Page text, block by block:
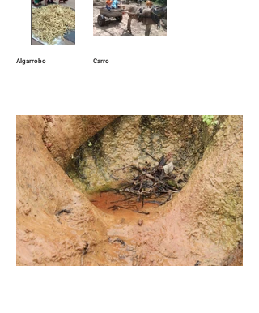
Algarrobo Carro